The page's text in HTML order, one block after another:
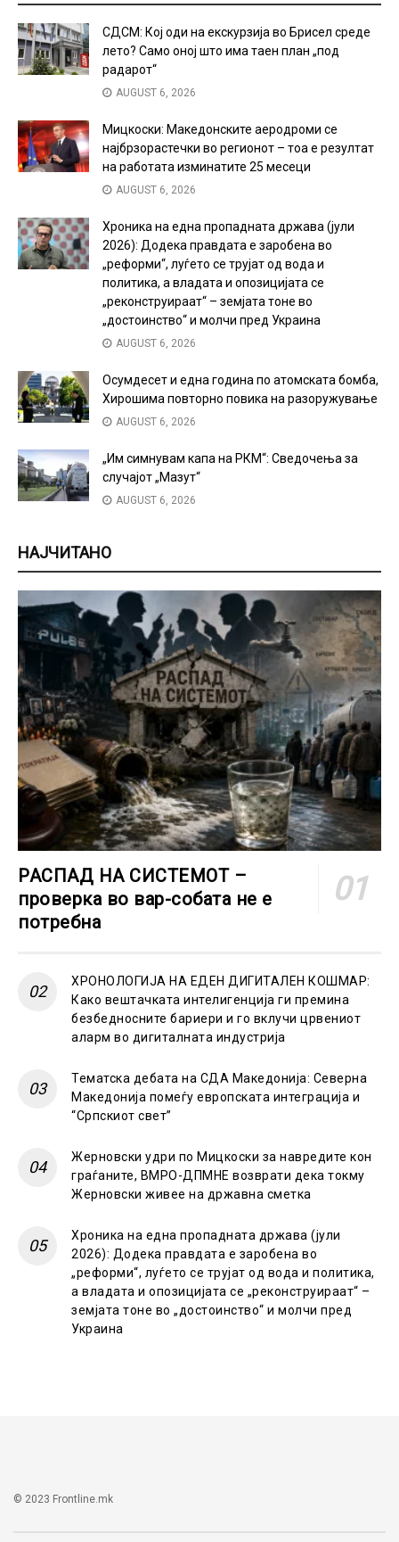
СДСМ: Кој оди на екскурзија во Брисел среде
лето? Само оној што има таен план „под
радарот“
AUGUST 6, 2026
Мицкоски: Македонските аеродроми се
најбрзорастечки во регионот – тоа е резултат
на работата изминатите 25 месеци
AUGUST 6, 2026
Хроника на една пропадната држава (јули
2026): Додека правдата е заробена во
„реформи“, луѓето се трујат од вода и
политика, а владата и опозицијата се
„реконструираат“ – земјата тоне во
„достоинство“ и молчи пред Украина
AUGUST 6, 2026
Осумдесет и една година по атомската бомба,
Хирошима повторно повика на разоружување
AUGUST 6, 2026
„Им симнувам капа на РКМ“: Сведочења за
случајот „Мазут“
AUGUST 6, 2026
НАЈЧИТАНО
РАСПАД НА СИСТЕМОТ –
проверка во вар-собата не е
потребна
ХРОНОЛОГИЈА НА ЕДЕН ДИГИТАЛЕН КОШМАР:
Како вештачката интелигенција ги премина
безбедносните бариери и го вклучи црвениот
аларм во дигиталната индустрија
Тематска дебата на СДА Македонија: Северна
Македонија помеѓу европската интеграција и
“Српскиот свет”
Жерновски удри по Мицкоски за навредите кон
граѓаните, ВМРО-ДПМНЕ возврати дека токму
Жерновски живее на државна сметка
Хроника на една пропадната држава (јули
2026): Додека правдата е заробена во
„реформи“, луѓето се трујат од вода и политика,
а владата и опозицијата се „реконструираат“ –
земјата тоне во „достоинство“ и молчи пред
Украина
© 2023 Frontline.mk